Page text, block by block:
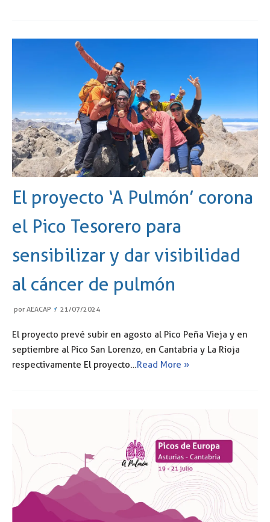
El proyecto ‘A Pulmón’ corona
el Pico Tesorero para
sensibilizar y dar visibilidad
al cáncer de pulmón
por AEACAP 21/07/2024
El proyecto prevé subir en agosto al Pico Peña Vieja y en
septiembre al Pico San Lorenzo, en Cantabria y La Rioja
respectivamente El proyecto…Read More »